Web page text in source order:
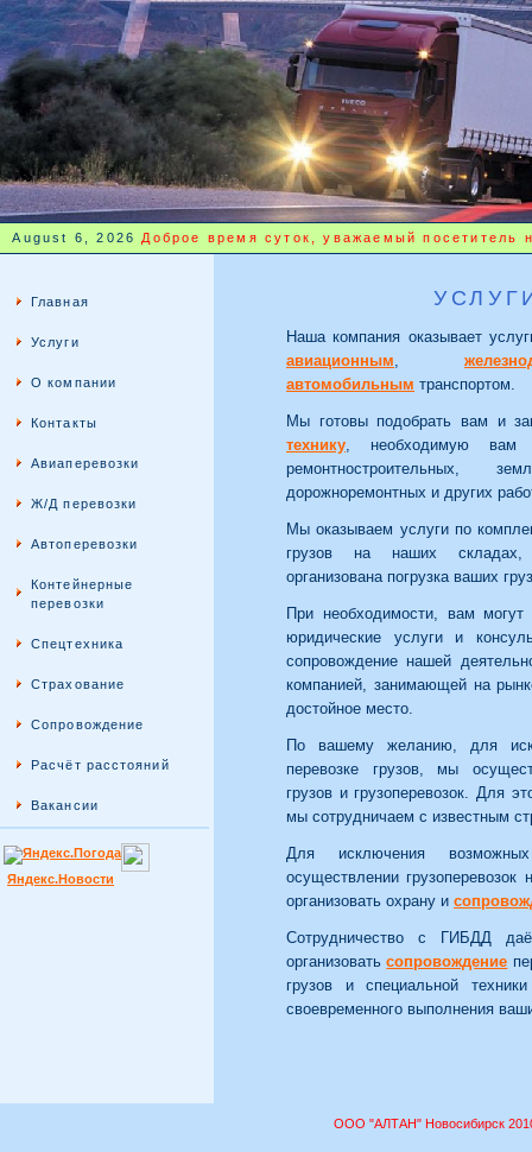
August 6, 2026 Доброе время суток, уважаемый посетитель
Главная
Услуги
О компании
Контакты
Авиаперевозки
Ж/Д перевозки
Автоперевозки
Контейнерные
перевозки
Спецтехника
Страхование
Сопровождение
Расчёт расстояний
Вакансии
Яндекс.Новости
Наша компания оказывает
авиационным,
автомобильным транспортом.
Мы готовы подобрать вам и
технику, необходимую вам
ремонтностроительных,
дорожноремонтных и других
Мы оказываем услуги по
грузов на наших
организована погрузка ваших
При необходимости, вам могут
юридические услуги и
сопровождение нашей
компанией, занимающей на
достойное место.
По вашему желанию, для
перевозке грузов, мы
грузов и грузоперевозок. Для
мы сотрудничаем с известным
Для исключения
осуществлении
организовать охрану и
Сотрудничество с ГИБДД
организоватьсопровождение
грузов и специальной
своевременного выполнения
ООО "АЛТАН" Новосибирск